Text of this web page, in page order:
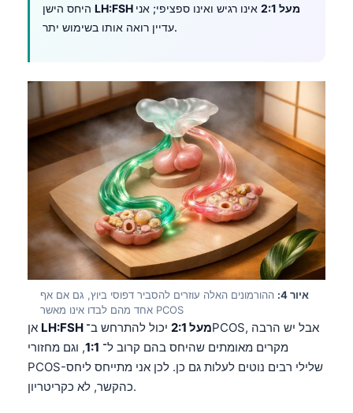
LH:FSH מעל 2:1
אינו רגיש ואינו ספציפי; אני
עדיין רואה אותו בשימוש יתר.
איור 4:
ההורמונים האלה עוזרים להסביר דפוסי ביוץ, גם אם אף
אחד מהם לבדו אינו מאשר PCOS
LH:FSH מעל 2:1
יכול להתרחש ב־PCOS, אבל יש הרבה
מקרים מאומתים שהיחס בהם קרוב ל־ 1:1, וגם מחזורי
PCOS-שלילי רבים נוטים לעלות גם כן. לכן אני מתייחס ליחס
כהקשר, לא כקריטריון.